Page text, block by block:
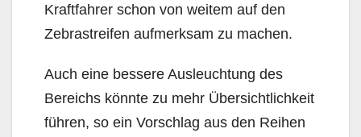
Kraftfahrer schon von weitem auf den
Zebrastreifen aufmerksam zu machen.
Auch eine bessere Ausleuchtung des
Bereichs könnte zu mehr Übersichtlichkeit
führen, so ein Vorschlag aus den Reihen